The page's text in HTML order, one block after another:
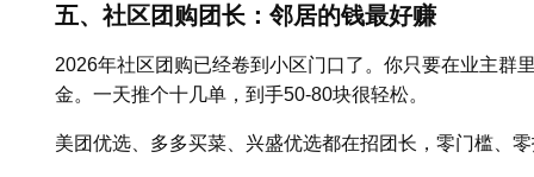
五、社区团购团长：邻居的钱最好赚
2026年社区团购已经卷到小区门口了。你只要在业主群
金。一天推个十几单，到手50-80块很轻松。
美团优选、多多买菜、兴盛优选都在招团长，零门槛、